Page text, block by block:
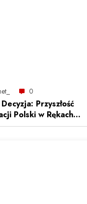
0
Przyszłość
Polski w Rękach